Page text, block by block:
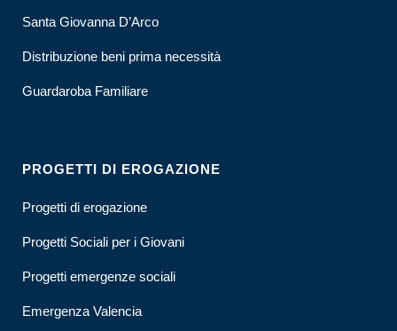
Santa Giovanna D’Arco
Distribuzione beni prima necessità
Guardaroba Familiare
PROGETTI DI EROGAZIONE
Progetti di erogazione
Progetti Sociali per i Giovani
Progetti emergenze sociali
Emergenza Valencia